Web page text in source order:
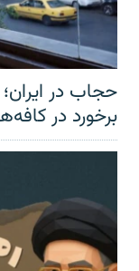
حجاب در
برخورد در